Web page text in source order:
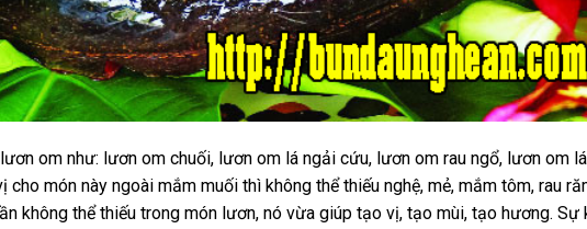
om như: lươn om chuối, lươn om lá ngải cứu, lươn om rau ngổ, lươn om lá
món này ngoài mắm muối thì không thể thiếu nghệ, mẻ, mắm tôm, rau
không thể thiếu trong món lươn, nó vừa giúp tạo vị, tạo mùi, tạo hương. Sự